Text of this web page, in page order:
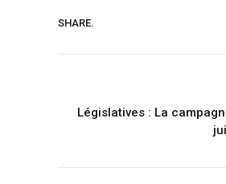
SHARE.
Législatives : La